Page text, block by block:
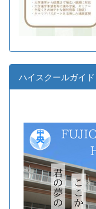
ハイスクールガイド